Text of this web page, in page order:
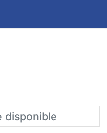
disponible